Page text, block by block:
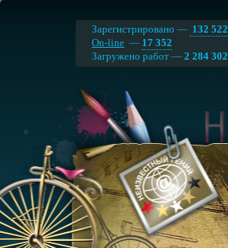
Зарегистрировано — 132 522
On-line — 17 352
Загружено работ — 2 284 302